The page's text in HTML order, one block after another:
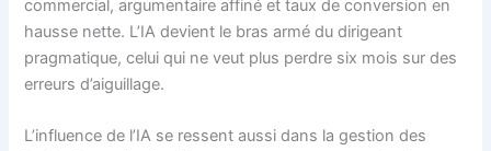
commercial, argumentaire affiné et taux de conversion en
hausse nette. L’IA devient le bras armé du dirigeant
pragmatique, celui qui ne veut plus perdre six mois sur des
erreurs d’aiguillage.
L’influence de l’IA se ressent aussi dans la gestion des